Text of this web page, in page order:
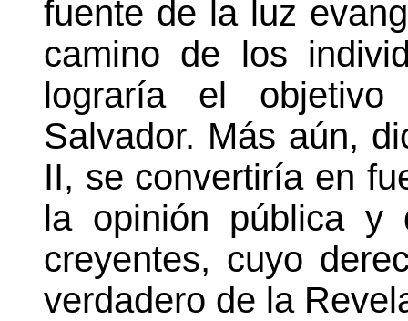
fuente de la luz
camino de los
lograría el
Salvador. Más aún,
II, se convertiría en
la opinión pública y
creyentes, cuyo
verdadero de la